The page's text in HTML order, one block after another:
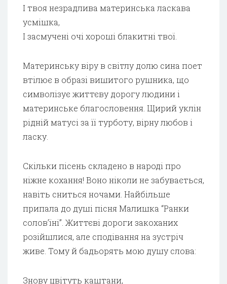
І твоя незрадлива материнська ласкава
усмішка,
І засмучені очі хороші блакитні твої.
Материнську віру в світлу долю сина поет
втілює в образі вишитого рушника, що
символізує життєву дорогу людини і
материнське благословення. Щирий уклін
рідній матусі за її турботу, вірну любов і
ласку.
Скільки пісень складено в народі про
ніжне кохання! Воно ніколи не забувається,
навіть сниться ночами. Найбільше
припала до душі пісня Малишка “Ранки
солов’їні”. Життєві дороги закоханих
розійшлися, але сподівання на зустріч
живе. Тому й бадьорять мою душу слова:
Знову цвітуть каштани,